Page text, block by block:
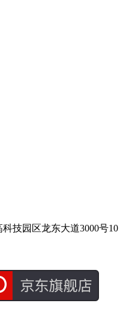
技园区龙东大道3000号10